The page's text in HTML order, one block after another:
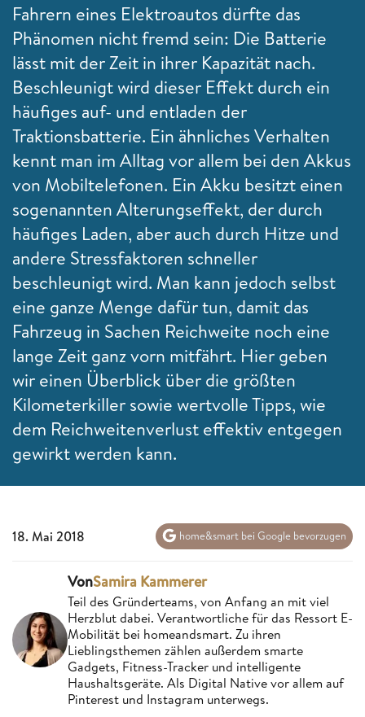
Fahrern eines Elektroautos dürfte das
Phänomen nicht fremd sein: Die Batterie
lässt mit der Zeit in ihrer Kapazität nach.
Beschleunigt wird dieser Effekt durch ein
häufiges auf- und entladen der
Traktionsbatterie. Ein ähnliches Verhalten
kennt man im Alltag vor allem bei den Akkus
von Mobiltelefonen. Ein Akku besitzt einen
sogenannten Alterungseffekt, der durch
häufiges Laden, aber auch durch Hitze und
andere Stressfaktoren schneller
beschleunigt wird. Man kann jedoch selbst
eine ganze Menge dafür tun, damit das
Fahrzeug in Sachen Reichweite noch eine
lange Zeit ganz vorn mitfährt. Hier geben
wir einen Überblick über die größten
Kilometerkiller sowie wertvolle Tipps, wie
dem Reichweitenverlust effektiv entgegen
gewirkt werden kann.
18. Mai 2018 home&smart bei Google bevorzugen
VonSamira Kammerer
Teil des Gründerteams, von Anfang an mit viel
Herzblut dabei. Verantwortliche für das Ressort E-
Mobilität bei homeandsmart. Zu ihren
Lieblingsthemen zählen außerdem smarte
Gadgets, Fitness-Tracker und intelligente
Haushaltsgeräte. Als Digital Native vor allem auf
Pinterest und Instagram unterwegs.